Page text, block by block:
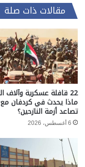
مقالات ذات صلة
22 قافلة عسكرية وآلاف
ماذا يحدث في كردفان مع
تصاعد أزمة النازحين؟
6 أغسطس، 2026